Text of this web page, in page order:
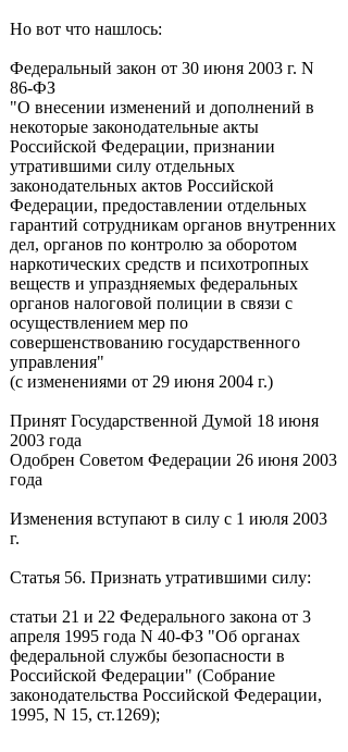
Но вот что нашлось:
Федеральный закон от 30 июня 2003 г. N
86-ФЗ
"О внесении изменений и дополнений в
некоторые законодательные акты
Российской Федерации, признании
утратившими силу отдельных
законодательных актов Российской
Федерации, предоставлении отдельных
гарантий сотрудникам органов внутренних
дел, органов по контролю за оборотом
наркотических средств и психотропных
веществ и упраздняемых федеральных
органов налоговой полиции в связи с
осуществлением мер по
совершенствованию государственного
управления"
(с изменениями от 29 июня 2004 г.)
Принят Государственной Думой 18 июня
2003 года
Одобрен Советом Федерации 26 июня 2003
года
Изменения вступают в силу с 1 июля 2003
г.
Статья 56. Признать утратившими силу:
статьи 21 и 22 Федерального закона от 3
апреля 1995 года N 40-ФЗ "Об органах
федеральной службы безопасности в
Российской Федерации" (Собрание
законодательства Российской Федерации,
1995, N 15, ст.1269);